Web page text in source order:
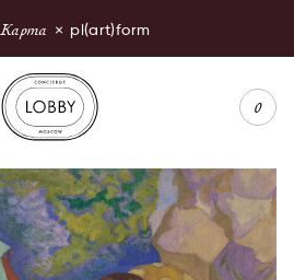
Карта × pl(art)form
LOBBY Moscow
0